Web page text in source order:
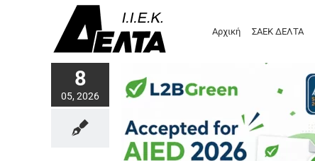
Αρχική ΣΑΕΚ ΔΕΛΤΑ
8
05, 2026